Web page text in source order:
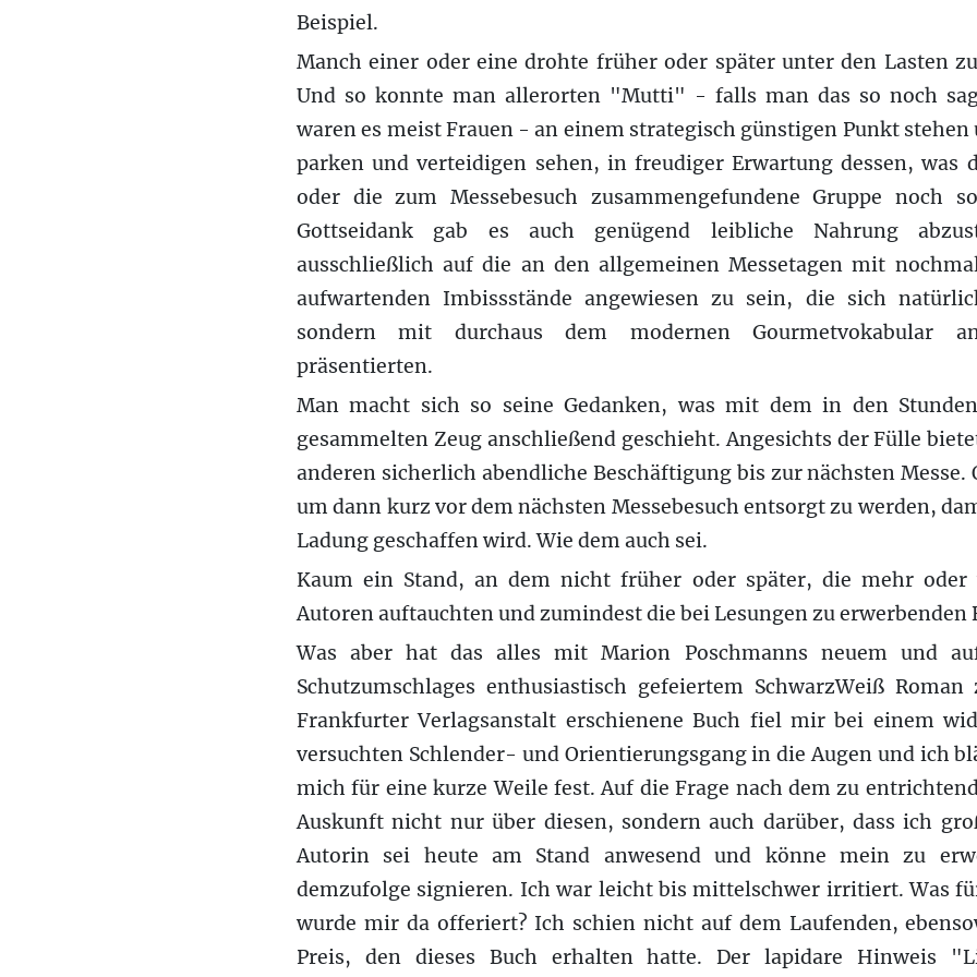
Beispiel.
Manch einer oder eine drohte früher oder später unter den Lasten
Und so konnte man allerorten "Mutti" - falls man das so noch
waren es meist Frauen - an einem strategisch günstigen Punkt stehen
parken und verteidigen sehen, in freudiger Erwartung dessen, was
oder die zum Messebesuch zusammengefundene Gruppe noch
Gottseidank gab es auch genügend leibliche Nahrung
ausschließlich auf die an den allgemeinen Messetagen mit
aufwartenden Imbissstände angewiesen zu sein, die sich
sondern mit durchaus dem modernen Gourmetvokabular
präsentierten.
Man macht sich so seine Gedanken, was mit dem in den Stunden
gesammelten Zeug anschließend geschieht. Angesichts der Fülle
anderen sicherlich abendliche Beschäftigung bis zur nächsten Messe.
um dann kurz vor dem nächsten Messebesuch entsorgt zu werden,
Ladung geschaffen wird. Wie dem auch sei.
Kaum ein Stand, an dem nicht früher oder später, die mehr oder
Autoren auftauchten und zumindest die bei Lesungen zu erwerbenden
Was aber hat das alles mit Marion Poschmanns neuem und
Schutzumschlages enthusiastisch gefeiertem SchwarzWeiß
Frankfurter Verlagsanstalt erschienene Buch fiel mir bei einem
versuchten Schlender- und Orientierungsgang in die Augen und ich
mich für eine kurze Weile fest. Auf die Frage nach dem zu
Auskunft nicht nur über diesen, sondern auch darüber, dass ich
Autorin sei heute am Stand anwesend und könne mein zu
demzufolge signieren. Ich war leicht bis mittelschwer irritiert. Was
wurde mir da offeriert? Ich schien nicht auf dem Laufenden,
Preis, den dieses Buch erhalten hatte. Der lapidare Hinweis